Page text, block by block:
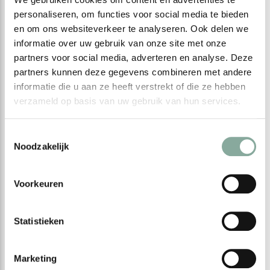
personaliseren, om functies voor social media te bieden
en om ons websiteverkeer te analyseren. Ook delen we
informatie over uw gebruik van onze site met onze
partners voor social media, adverteren en analyse. Deze
partners kunnen deze gegevens combineren met andere
informatie die u aan ze heeft verstrekt of die ze hebben
verzameld op basis van uw gebruik van hun services.
Noodzakelijk
Voorkeuren
Statistieken
Marketing
SALON ONLY BRANDS
100% ECO-GECERTIFICEERD